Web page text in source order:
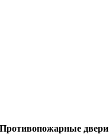
Противопожарные двери